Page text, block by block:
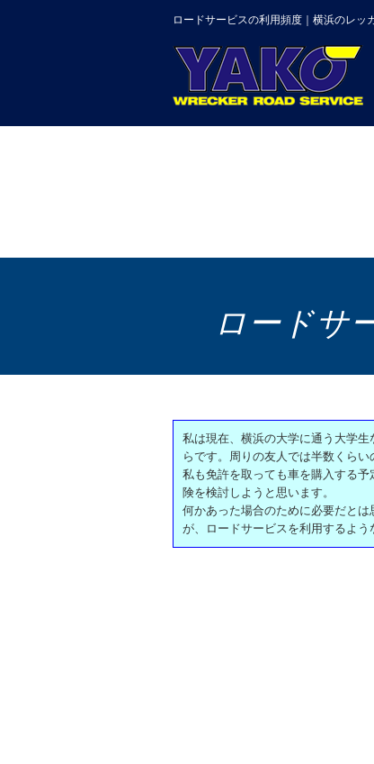
ロードサービスの利用頻度｜横浜のレッ
ロードサ
私は現在、横浜の大学に通う大学
らです。周りの友人では半数くら
私も免許を取っても車を購入する
険を検討しようと思います。
何かあった場合のために必要だと
が、ロードサービスを利用するよ